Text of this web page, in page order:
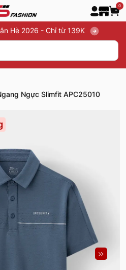
0
Hè 2026 - Chỉ từ 139K
Ngực Slimfit APC25010